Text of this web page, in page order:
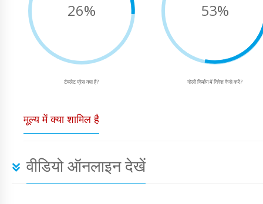
26%
टैबलेट प्रेस क्या हैं?
53%
गोली निर्माण में निवेश कैसे करें?
मूल्य में क्या शामिल है
वीडियो ऑनलाइन देखें